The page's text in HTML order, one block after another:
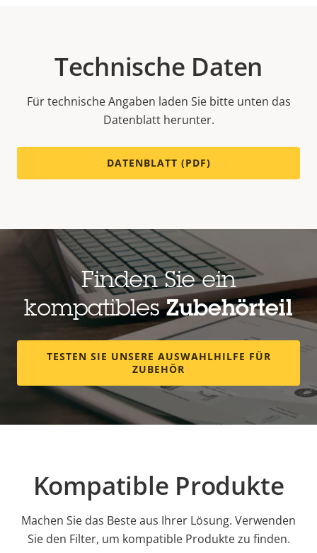
Technische Daten
Für technische Angaben laden Sie bitte unten das
Datenblatt herunter.
DATENBLATT (PDF)
Finden Sie ein
kompatiblesZubehörteil
TESTEN SIE UNSERE AUSWAHLHILFE FÜR
ZUBEHÖR
Kompatible Produkte
Machen Sie das Beste aus Ihrer Lösung. Verwenden
Sie den Filter, um kompatible Produkte zu finden.